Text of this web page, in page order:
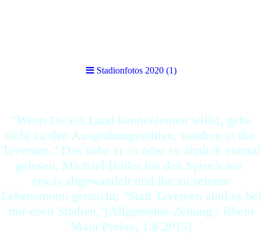
Stadionfotos 2020 (1)
"Wenn Du ein Land kennenlernen willst, gehe
nicht zu den Ausgrabungsstätten, sondern in die
Tavernen." Das habe er so oder so ähnlich einmal
gelesen. Michael Höller hat den Spruch nur
etwas abgewandelt und ihn zu seinem
Lebensmotto gemacht: "Statt Tavernen sind es bei
mir eben Stadien."[Allgemeine Zeitung / Rhein
Main Presse, 1.8.2015]
Stadionfotos 2020 (1)